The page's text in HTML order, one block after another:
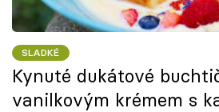
SLADKÉ
Kynuté dukátové
vanilkovým krémem s